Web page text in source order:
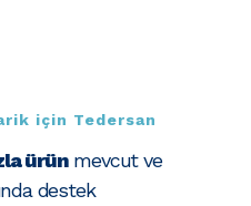
için Tedersan
ürünmevcut ve
destek